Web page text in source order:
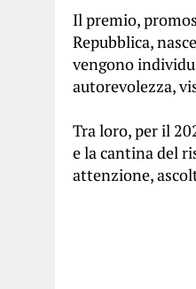
Il premio,
Repubblica,
vengono
autorevolezza,
Tra loro, per il
e la cantina del
attenzione,